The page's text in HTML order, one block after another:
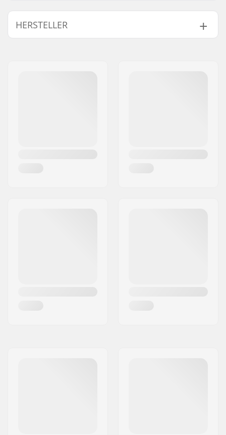
Ski-Typ:
Klassisch
Kompatible Stiefel:
Turnamic (NNN)
HERSTELLER